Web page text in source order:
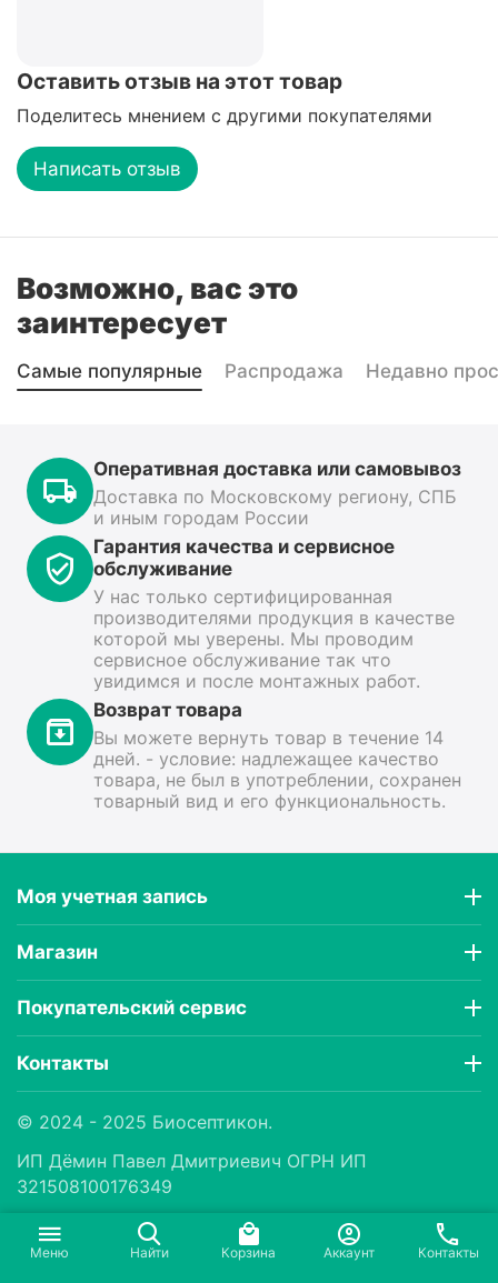
Оставить отзыв на этот товар
Поделитесь мнением с другими покупателями
Написать отзыв
Возможно, вас это
заинтересует
Самые популярные Распродажа Недавно
Оперативная доставка или самовывоз
Доставка по Московскому региону, СПБ
и иным городам России
Гарантия качества и сервисное
обслуживание
У нас только сертифицированная
производителями продукция в качестве
которой мы уверены. Мы проводим
сервисное обслуживание так что
увидимся и после монтажных работ.
Возврат товара
Вы можете вернуть товар в течение 14
дней. - условие: надлежащее качество
товара, не был в употреблении, сохранен
товарный вид и его функциональность.
Моя учетная запись
Магазин
Покупательский сервис
Контакты
© 2024 - 2025 Биосептикон.
ИП Дëмин Павел Дмитриевич ОГРН ИП
321508100176349
Меню Найти Корзина Аккаунт Контакты